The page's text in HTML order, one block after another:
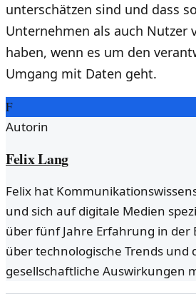
unterschätzen sind und dass
Unternehmen als auch Nutzer
haben, wenn es um den
Umgang mit Daten geht.
F
Autorin
Felix Lang
Felix hat
und sich auf digitale Medien
über fünf Jahre Erfahrung in
über technologische Trends und
gesellschaftliche Auswirkungen